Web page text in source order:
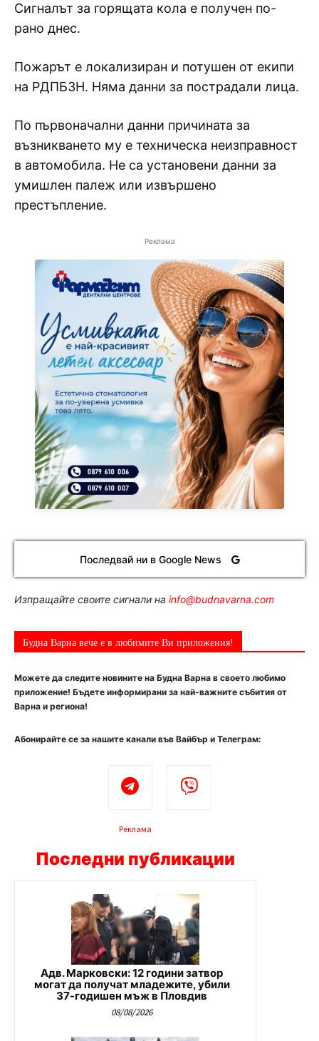
Сигналът за горящата кола е получен по-
рано днес.
Пожарът е локализиран и потушен от екипи
на РДПБЗН. Няма данни за пострадали лица.
По първоначални данни причината за
възникването му е техническа неизправност
в автомобила. Не са установени данни за
умишлен палеж или извършено
престъпление.
Реклама
Последвай ни в Google News
Изпращайте своите сигнали на info@budnavarna.com
Будна Варна вече е в любимите Ви приложения!
Можете да следите новините на Будна Варна в своето любимо
приложение! Бъдете информирани за най-важните събития от
Варна и региона!
Абонирайте се за нашите канали във Вайбър и Телеграм:
Реклама
Последни публикации
Адв. Марковски: 12 години затвор
могат да получат младежите, убили
37-годишен мъж в Пловдив
08/08/2026